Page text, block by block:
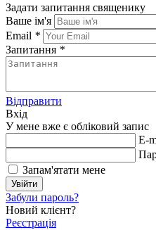
Задати запитання священику
Ваше ім'я
Email *
Запитання *
Відправити
Вхід
У мене вже є обліковий запис
E-
Запам'ятати мене
Увійти
Забули пароль?
Новий клієнт?
Реєстрація